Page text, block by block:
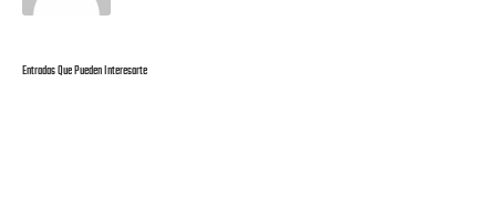
Entradas Que Pueden Interesarte